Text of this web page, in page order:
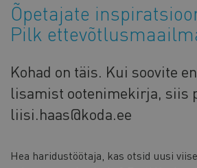
Õpetajate
Pilk
Kohad on täis. Kui soovite
lisamist ootenimekirja, siis
liisi.haas@koda.ee
Hea haridustöötaja, kas otsid uusi